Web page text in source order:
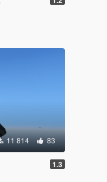
11 814 83
1.3